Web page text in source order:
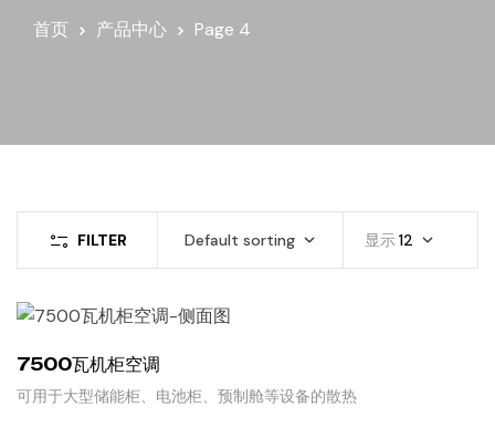
首页 产品中心 Page 4
FILTER Default sorting 显示12
7500瓦机柜空调
可用于大型储能柜、电池柜、预制舱等设备的散热